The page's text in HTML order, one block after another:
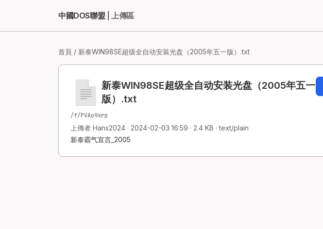
中國DOS聯盟 | 上傳區
首頁 / 新泰WIN98SE超级全自动安装光盘（2005年五一版）.txt
新泰WIN98SE超级全自动安装光盘（2005年五一
版）.txt
/f/PVAo9xrp
上傳者 Hans2024 · 2024-02-03 16:59 · 2.4 KB · text/plain
新泰霸气宣言_2005